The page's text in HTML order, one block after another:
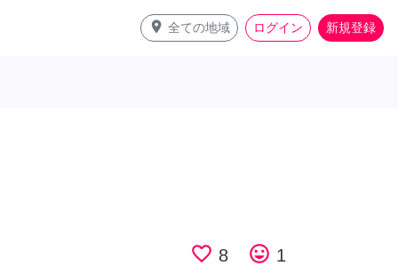
place 全ての地域 ログイン 新規登録
favorite_border 8 tag_faces 1